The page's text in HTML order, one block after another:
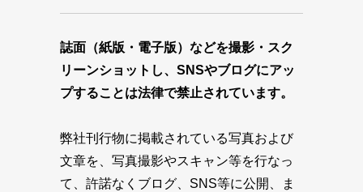
誌面（紙版・電子版）などを撮影・スク
リーンショットし、SNSやブログにアッ
プすることは法律で禁止されています。
弊社刊行物に掲載されている写真および
文章を、写真撮影やスキャン等を行なっ
て、許諾なくブログ、SNS等に公開、ま